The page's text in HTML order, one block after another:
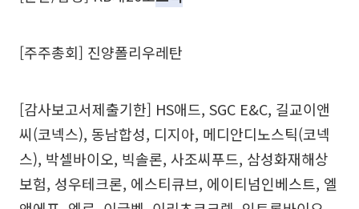
[주주총회] 진양폴리우레탄
[감사보고서제출기한] HS애드, SGC E&C, 길교이앤
씨(코넥스), 동남합성, 디지아, 메디안디노스틱(코넥
스), 박셀바이오, 빅솔론, 사조씨푸드, 삼성화재해상
보험, 성우테크론, 에스티큐브, 에이티넘인베스트, 엘